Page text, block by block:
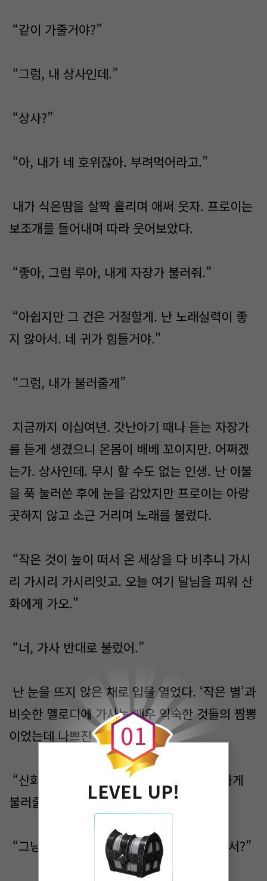
“같이 가줄거야?”
“그럼, 내 상사인데.”
“상사?”
“아, 내가 네 호위잖아. 부려먹어라고.”
내가 식은땀을 살짝 흘리며 애써 웃자. 프로이는
보조개를 들어내며 따라 웃어보았다.
“좋아, 그럼 루아, 내게 자장가 불러줘.”
“아쉽지만 그 건은 거절할게. 난 노래실력이 좋
지 않아서. 네 귀가 힘들거야."
“그럼, 내가 불러줄게”
지금까지 이십여년. 갓난아기 때나 듣는 자장가
를 듣게 생겼으니 온몸이 배베 꼬이지만. 어쩌겠
는가. 상사인데. 무시 할 수도 없는 인생. 난 이불
을 푹 눌러쓴 후에 눈을 감았지만 프로이는 아랑
곳하지 않고 소근 거리며 노래를 불렀다.
“작은 것이 높이 떠서 온 세상을 다 비추니 가시
리 가시리 가시리잇고. 오늘 여기 달님을 피워 산
화에게 가오."
“너, 가사 반대로 불렀어.”
난 눈을 뜨지 않은 채로 입을 열었다. ‘작은 별’과
비슷한 멜로디에 가사는 매우 익숙한 것들의 짬뽕
이었는데 나쁘진 않았다.
“산화와 달님을 반대로 불렀네. 다시 완벽하게
불러줄까?”
“그냥 자자. 내일 나, 체력 단련해야 한다면서?”
0
0
1
LEVEL UP!